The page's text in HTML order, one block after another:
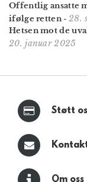
Offentlig ansatte
ifølge retten- 28.
Hetsen mot de
20. januar 2025
Støtt
Om oss